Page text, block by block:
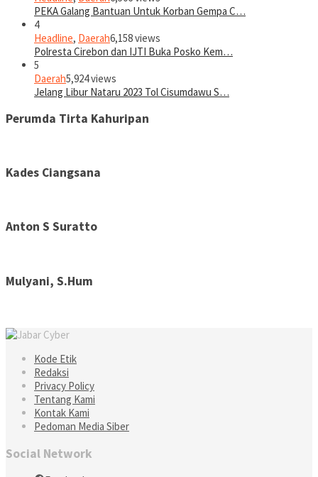
PEKA Galang Bantuan Untuk Korban Gempa C…
4
Headline, Daerah6,158 views
Polresta Cirebon dan IJTI Buka Posko Kem…
5
Daerah5,924 views
Jelang Libur Nataru 2023 Tol Cisumdawu S…
Perumda Tirta Kahuripan
Kades Ciangsana
Anton S Suratto
Mulyani, S.Hum
Kode Etik
Redaksi
Privacy Policy
Tentang Kami
Kontak Kami
Pedoman Media Siber
Social Network